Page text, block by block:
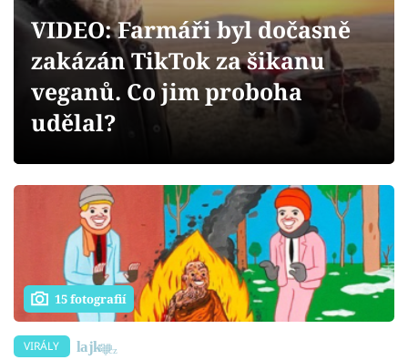
Videa
Sledujte prima+
Sledujte nás
VIDEO: Farmáři byl dočasně
zakázán TikTok za šikanu
veganů. Co jim proboha
udělal?
15 fotografií
VIRÁLY